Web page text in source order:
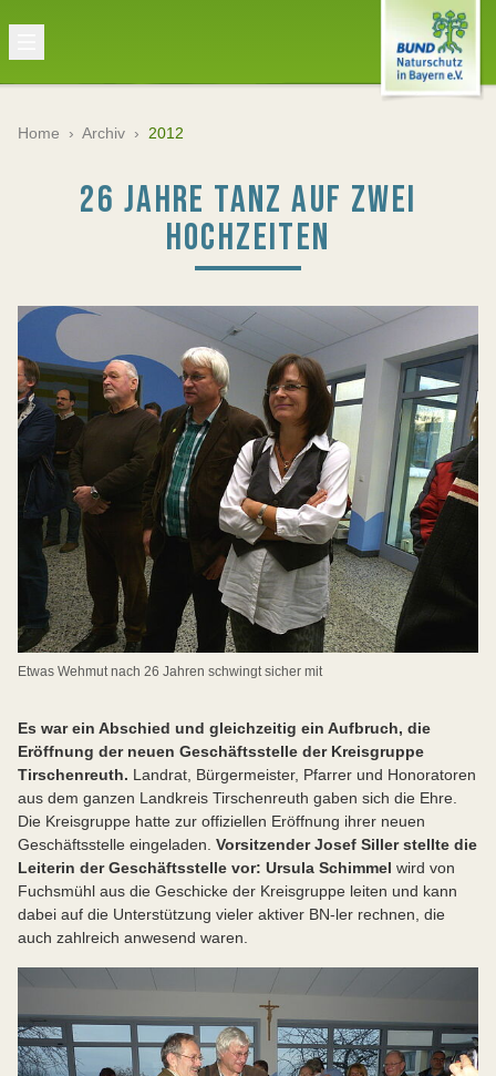
Home › Archiv › 2012
26 JAHRE TANZ AUF ZWEI
HOCHZEITEN
Etwas Wehmut nach 26 Jahren schwingt sicher mit
Es war ein Abschied und gleichzeitig ein Aufbruch, die
Eröffnung der neuen Geschäftsstelle der Kreisgruppe
Tirschenreuth. Landrat, Bürgermeister, Pfarrer und Honoratoren
aus dem ganzen Landkreis Tirschenreuth gaben sich die Ehre.
Die Kreisgruppe hatte zur offiziellen Eröffnung ihrer neuen
Geschäftsstelle eingeladen. Vorsitzender Josef Siller stellte die
Leiterin der Geschäftsstelle vor: Ursula Schimmel wird von
Fuchsmühl aus die Geschicke der Kreisgruppe leiten und kann
dabei auf die Unterstützung vieler aktiver BN-ler rechnen, die
auch zahlreich anwesend waren.